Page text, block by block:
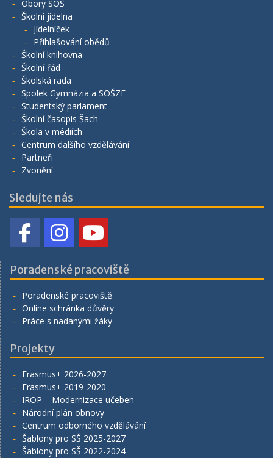
Obory SOŠ
Školní jídelna
Jídelníček
Přihlašování obědů
Školní knihovna
Školní řád
Školská rada
Spolek Gymnázia a SOŠZE
Studentský parlament
Školní časopis Šach
Škola v médiích
Centrum dalšího vzdělávání
Partneři
Zvonění
Sledujte nás
Poradenské pracoviště
Poradenské pracoviště
Online schránka důvěry
Práce s nadanými žáky
Projekty
Erasmus+ 2026-2027
Erasmus+ 2019-2020
IROP – Modernizace učeben
Národní plán obnovy
Centrum odborného vzdělávání
Šablony pro SŠ 2025-2027
Šablony pro SŠ 2022-2024